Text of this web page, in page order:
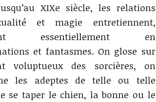
XIXe siècle, les relations
et magie entretiennent,
essentiellement en
et fantasmes. On glose sur
voluptueux des sorcières, on
les adeptes de telle ou telle
se taper le chien, la bonne ou le